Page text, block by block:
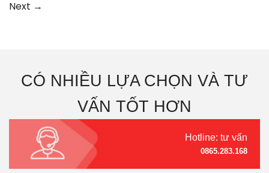
Next →
CÓ NHIỀU LỰA CHỌN VÀ TƯ
VẤN TỐT HƠN
Hotline: tư vấn
0865.283.168